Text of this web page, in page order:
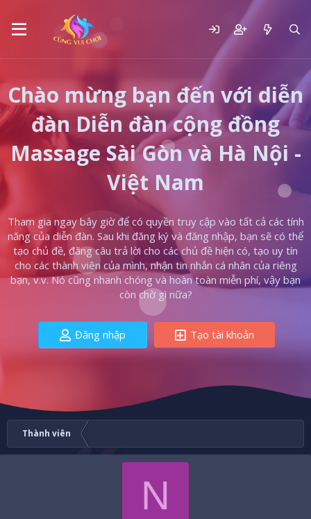
Chào mừng bạn đến với diễn
đàn Diễn đàn cộng đồng
Massage Sài Gòn và Hà Nội -
Việt Nam
Tham gia ngay bây giờ để có quyền truy cập vào tất cả các tính
năng của diễn đàn. Sau khi đăng ký và đăng nhập, bạn sẽ có thể
tạo chủ đề, đăng câu trả lời cho các chủ đề hiện có, tạo uy tín
cho các thành viên của mình, nhận tin nhắn cá nhân của riêng
bạn, v.v. Nó cũng nhanh chóng và hoàn toàn miễn phí, vậy bạn
còn chờ gì nữa?
Đăng nhập Tạo tài khoản
Thành viên
N